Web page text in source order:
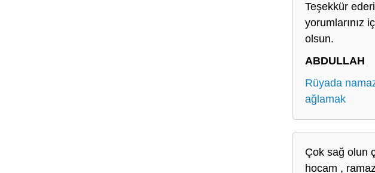
Teşekkür
yorumlarınız
olsun.
ABDULLAH
Rüyada
ağlamak
Çok sağ olun
hocam ,